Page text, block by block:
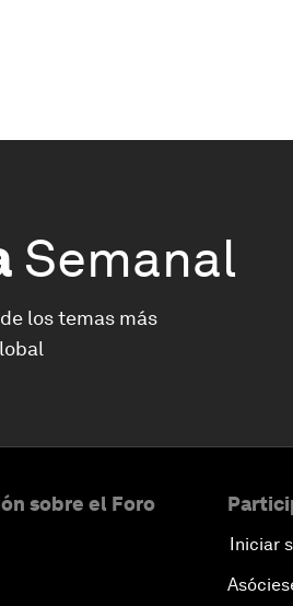
Semanal
los temas más
sobre el Foro
Iniciar